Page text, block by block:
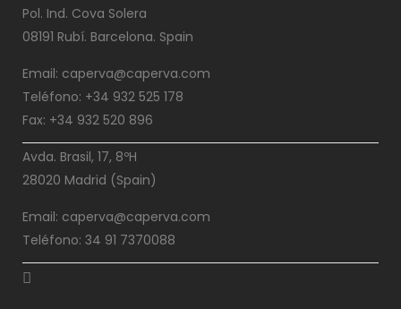
Pol. Ind. Cova Solera
08191 Rubí. Barcelona. Spain
Email: caperva@caperva.com
Teléfono: +34 932 525 178
Fax: +34 932 520 896
Avda. Brasil, 17, 8ºH
28020 Madrid (Spain)
Email: caperva@caperva.com
Teléfono: 34 91 7370088